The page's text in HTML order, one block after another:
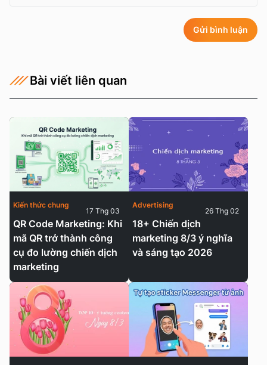
Gửi bình luận
Bài viết liên quan
QR Code Marketing: Khi
mã QR trở thành công
cụ đo lường chiến dịch
marketing
Kiến thức chung
17 Thg 03
18+ Chiến dịch
marketing 8/3 ý nghĩa
và sáng tạo 2026
Advertising
26 Thg 02